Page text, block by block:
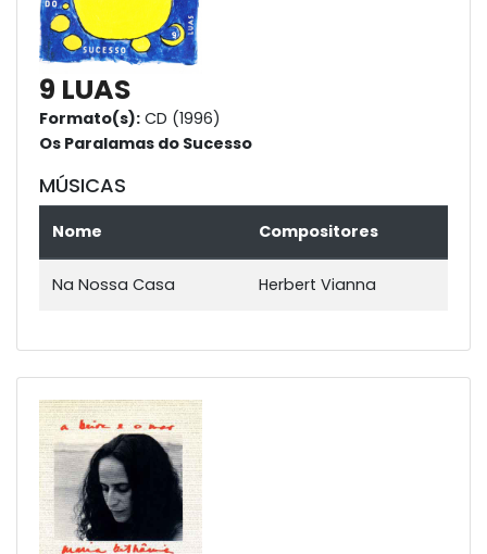
9 LUAS
Formato(s): CD (1996)
Os Paralamas do Sucesso
MÚSICAS
Nome Compositores
Na Nossa Casa Herbert Vianna